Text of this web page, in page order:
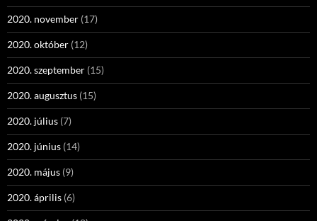
2020. november (17)
2020. október (12)
2020. szeptember (15)
2020. augusztus (15)
2020. július (7)
2020. június (14)
2020. május (9)
2020. április (6)